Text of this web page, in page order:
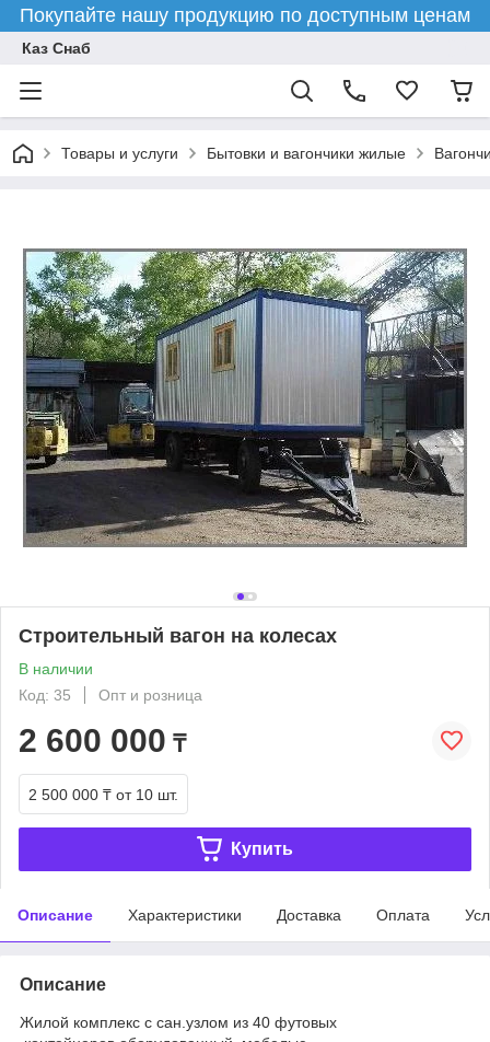
Покупайте нашу продукцию по доступным ценам
Каз Снаб
Товары и услуги Бытовки и вагончики жилые
Строительный вагон на колесах
В наличии
Код: 35
Опт и розница
2 600 000 ₸
2 500 000 ₸ от 10 шт.
Купить
Описание Характеристики Доставка Оплата
Описание
Жилой комплекс с сан.узлом из 40 футовых